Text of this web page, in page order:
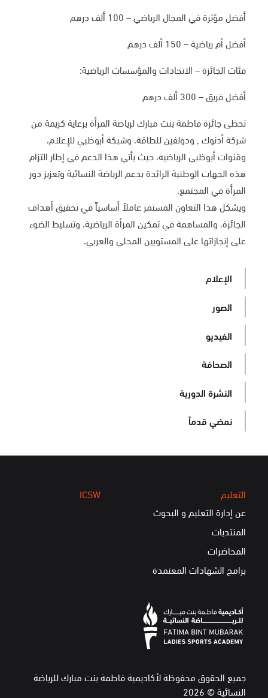
أفضل مؤثرة في المجال الرياضي – 100 ألف درهم
أفضل أم رياضية – 150 ألف درهم
فئات الجائزة – الاتحادات والمؤسسات الرياضية:
أفضل فريق – 300 ألف درهم
تحظى جائزة فاطمة بنت مبارك لرياضة المرأة برعاية كريمة من
شركة أدنوك , ودولفين للطاقة، وشبكة أبوظبي للإعلام،
وقنوات أبوظبي الرياضية، حيث يأتي هذا الدعم في إطار التزام
هذه الجهات الوطنية الرائدة بدعم الرياضة النسائية وتعزيز دور
المرأة في المجتمع.
ويشكل هذا التعاون المستمر عاملاً أساسياً في تحقيق أهداف
الجائزة، والمساهمة في تمكين المرأة الرياضية، وتسليط الضوء
على إنجازاتها على المستويين المحلي والعربي.
الإعلام
الصور
الفيديو
الصحافة
النشرة الدورية
نمضي قدماً
التعليم
عن إدارة التعليم و البحوث
المنتديات
المحاضرات
برامج الشهادات المعتمدة
ICSW
جميع الحقوق محفوظة لأكاديمية فاطمة بنت مبارك للرياضة
النسائية © 2026